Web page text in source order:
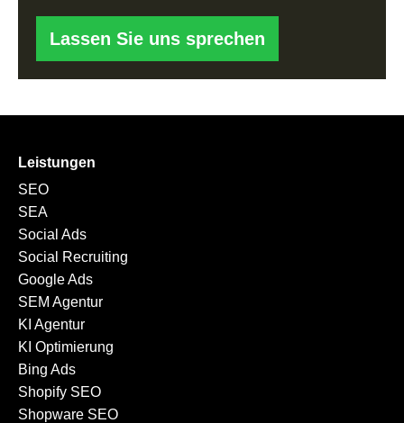
Lassen Sie uns sprechen
Leistungen
SEO
SEA
Social Ads
Social Recruiting
Google Ads
SEM Agentur
KI Agentur
KI Optimierung
Bing Ads
Shopify SEO
Shopware SEO